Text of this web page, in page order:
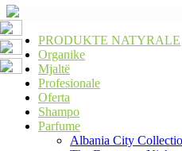
PRODUKTE NATYRALE
Organike
Mjaltë
Profesionale
Oferta
Shampo
Parfume
Albania City